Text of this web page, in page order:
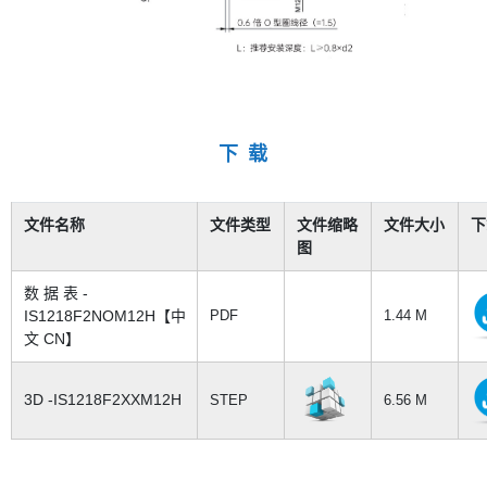
下 载
文件名称 文件类型
文件缩略
图
文件大小
数 据 表 -
IS1218F2NOM12H【中
文 CN】
PDF 1.44 M
3D -IS1218F2XXM12H STEP 6.56 M